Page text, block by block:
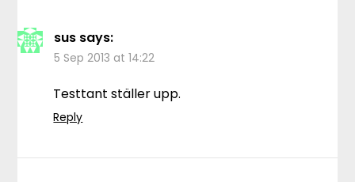
sus says:
5 Sep 2013 at 14:22
Testtant ställer upp.
Reply